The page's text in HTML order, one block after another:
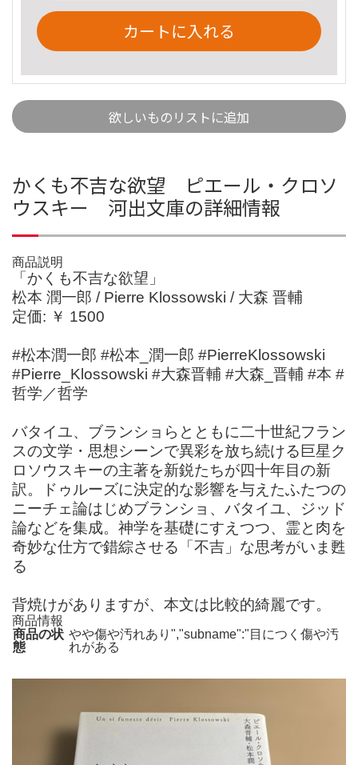
カートに入れる
欲しいものリストに追加
かくも不吉な欲望 ピエール・クロソ
ウスキー 河出文庫の詳細情報
商品説明
「かくも不吉な欲望」
松本 潤一郎 / Pierre Klossowski / 大森 晋輔
定価: ￥ 1500
#松本潤一郎 #松本_潤一郎 #PierreKlossowski
#Pierre_Klossowski #大森晋輔 #大森_晋輔 #本 #
哲学／哲学
バタイユ、ブランショらとともに二十世紀フラン
スの文学・思想シーンで異彩を放ち続ける巨星ク
ロソウスキーの主著を新鋭たちが四十年目の新
訳。ドゥルーズに決定的な影響を与えたふたつの
ニーチェ論はじめブランショ、バタイユ、ジッド
論などを集成。神学を基礎にすえつつ、霊と肉を
奇妙な仕方で錯綜させる「不吉」な思考がいま甦
る
背焼けがありますが、本文は比較的綺麗です。
商品情報
商品の状
態
やや傷や汚れあり","subname":"目につく傷や汚
れがある